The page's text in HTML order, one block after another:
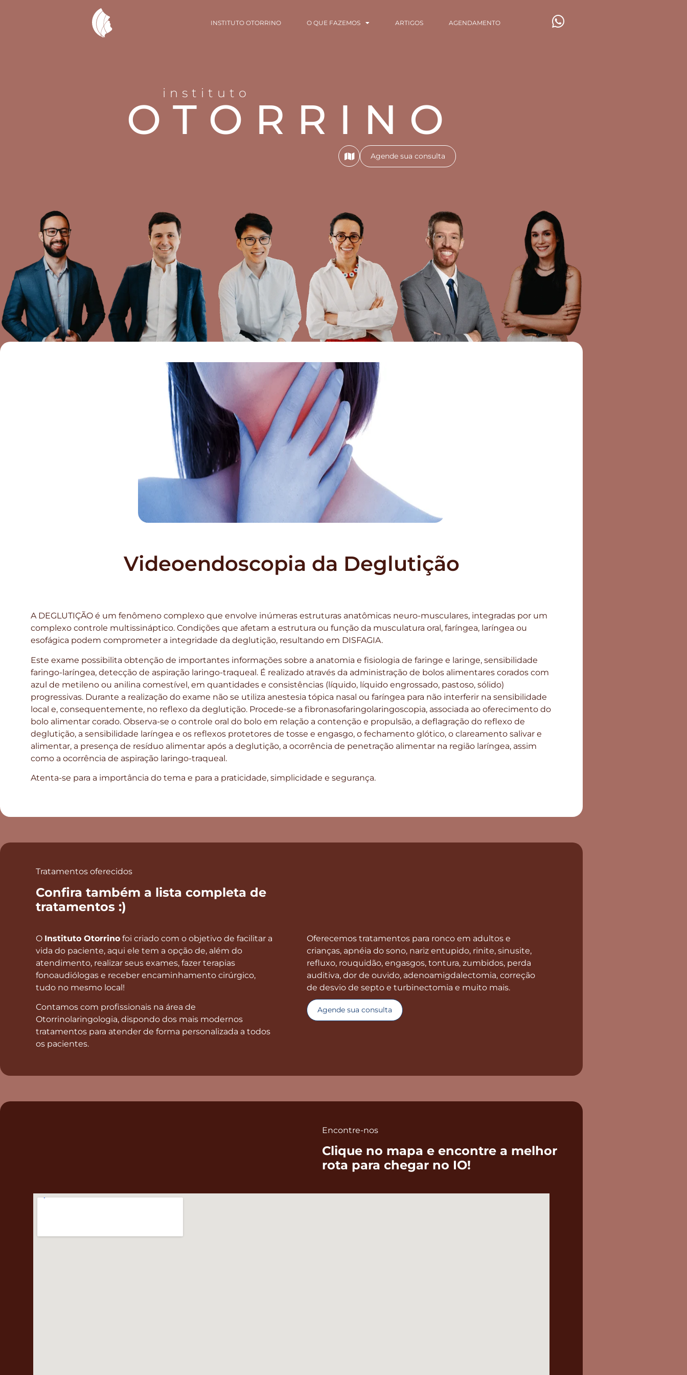
INSTITUTO OTORRINO O QUE FAZEMOS ARTIGOS AGENDAMENTO
instituto
OTORRINO
Agende sua consulta
Videoendoscopia da Deglutição
A DEGLUTIÇÃO é um fenômeno complexo que envolve inúmeras estruturas anatômicas neuro-musculares, integradas por um
complexo controle multissináptico. Condições que afetam a estrutura ou função da musculatura oral, faríngea, laríngea ou
esofágica podem comprometer a integridade da deglutição, resultando em DISFAGIA.
Este exame possibilita obtenção de importantes informações sobre a anatomia e fisiologia de faringe e laringe, sensibilidade
faringo-laríngea, detecção de aspiração laringo-traqueal. É realizado através da administração de bolos alimentares corados com
azul de metileno ou anilina comestível, em quantidades e consistências (líquido, líquido engrossado, pastoso, sólido)
progressivas. Durante a realização do exame não se utiliza anestesia tópica nasal ou faríngea para não interferir na sensibilidade
local e, consequentemente, no reflexo da deglutição. Procede-se a fibronasofaringolaringoscopia, associada ao oferecimento do
bolo alimentar corado. Observa-se o controle oral do bolo em relação a contenção e propulsão, a deflagração do reflexo de
deglutição, a sensibilidade laríngea e os reflexos protetores de tosse e engasgo, o fechamento glótico, o clareamento salivar e
alimentar, a presença de resíduo alimentar após a deglutição, a ocorrência de penetração alimentar na região laríngea, assim
como a ocorrência de aspiração laringo-traqueal.
Atenta-se para a importância do tema e para a praticidade, simplicidade e segurança.
Tratamentos oferecidos
Confira também a lista completa de
tratamentos :)
O Instituto Otorrino foi criado com o objetivo de facilitar a
vida do paciente, aqui ele tem a opção de, além do
atendimento, realizar seus exames, fazer terapias
fonoaudiólogas e receber encaminhamento cirúrgico,
tudo no mesmo local!
Contamos com profissionais na área de
Otorrinolaringologia, dispondo dos mais modernos
tratamentos para atender de forma personalizada a todos
os pacientes.
Oferecemos tratamentos para ronco em adultos e
crianças, apnéia do sono, nariz entupido, rinite, sinusite,
refluxo, rouquidão, engasgos, tontura, zumbidos, perda
auditiva, dor de ouvido, adenoamigdalectomia, correção
de desvio de septo e turbinectomia e muito mais.
Agende sua consulta
Encontre-nos
Clique no mapa e encontre a melhor
rota para chegar no IO!